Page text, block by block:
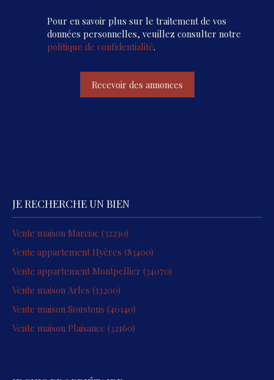
Pour en savoir plus sur le traitement de vos
données personnelles, veuillez consulter notre
politique de confidentialité.
Recevoir des annonces
JE RECHERCHE UN BIEN
Vente maison Marciac (32230)
Vente appartement Hyères (83400)
Vente appartement Montpellier (34070)
Vente maison Arles (13200)
Vente maison Soustons (40140)
Vente maison Plaisance (32160)